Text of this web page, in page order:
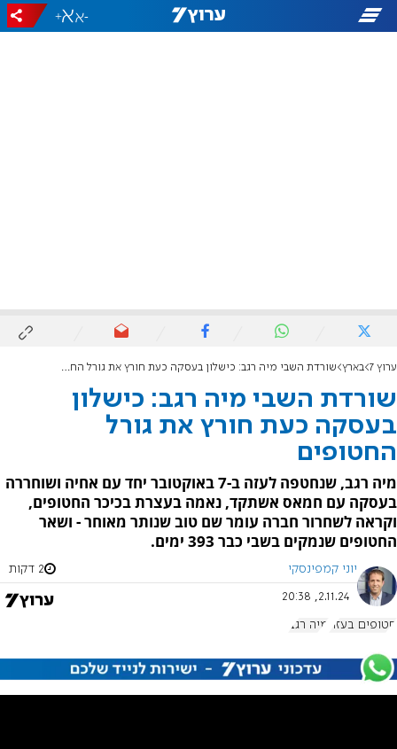
-
+
ערוץ 7 בארץ שורדת השבי מיה רגב: כישלון בעסקה כעת חורץ את גורל החטופים
שורדת השבי מיה רגב: כישלון
בעסקה כעת חורץ את גורל
החטופים
מיה רגב, שנחטפה לעזה ב-7 באוקטובר יחד עם אחיה ושוחררה
בעסקה עם חמאס אשתקד, נאמה בעצרת בכיכר החטופים,
וקראה לשחרור חברה עומר שם טוב שנותר מאוחר - ושאר
החטופים שנמקים בשבי כבר 393 ימים.
יוני קמפינסקי 2 דקות
2.11.24, 20:38
חטופים בעזה מיה רגב